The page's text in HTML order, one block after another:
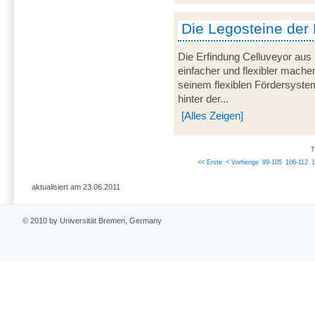
Die Legosteine der
Die Erfindung Celluveyor
einfacher und flexibler
seinem flexiblen
hinter der...
[Alles Zeigen]
<< Erste < Vorherige 99-105 106-112
aktualisiert am 23.06.2011
© 2010 by Universität Bremen, Germany